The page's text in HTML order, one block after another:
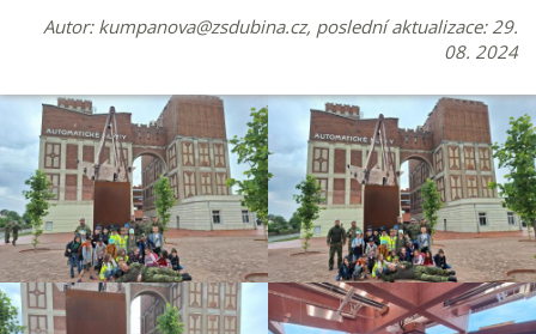
Autor: kumpanova@zsdubina.cz, poslední aktualizace: 29.
08. 2024